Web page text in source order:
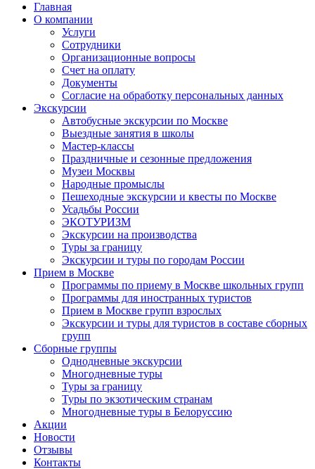
Главная
О компании
Услуги
Сотрудники
Организационные вопросы
Счет на оплату
Документы
Согласие на обработку персональных данных
Экскурсии
Автобусные экскурсии по Москве
Выездные занятия в школы
Мастер-классы
Праздничные и сезонные предложения
Музеи Москвы
Народные промыслы
Пешеходные экскурсии и квесты по Москве
Усадьбы России
ЭКОТУРИЗМ
Экскурсии на производства
Туры за границу
Экскурсии и туры по городам России
Прием в Москве
Программы по приему в Москве школьных групп
Программы для иностранных туристов
Прием в Москве групп взрослых
Экскурсии и туры для туристов в составе сборных
групп
Сборные группы
Однодневные экскурсии
Многодневные туры
Туры за границу
Туры по экзотическим странам
Многодневные туры в Белоруссию
Акции
Новости
Отзывы
Контакты